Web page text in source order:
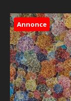
Annonce